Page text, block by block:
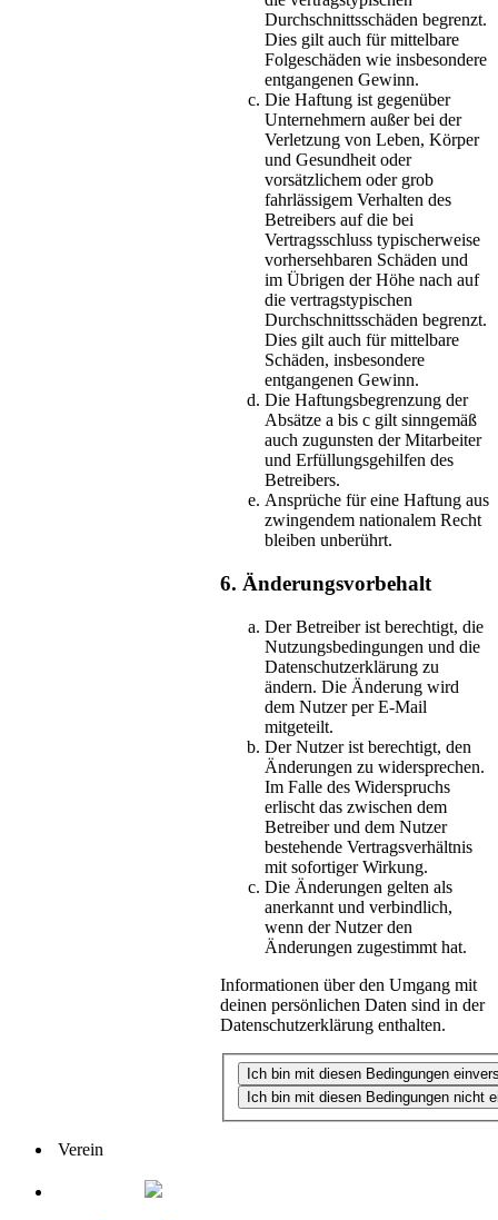
Durchschnittsschäden begrenzt.
Dies gilt auch für mittelbare
Folgeschäden wie insbesondere
entgangenen Gewinn.
Die Haftung ist gegenüber
Unternehmern außer bei der
Verletzung von Leben, Körper
und Gesundheit oder
vorsätzlichem oder grob
fahrlässigem Verhalten des
Betreibers auf die bei
Vertragsschluss typischerweise
vorhersehbaren Schäden und
im Übrigen der Höhe nach auf
die vertragstypischen
Durchschnittsschäden begrenzt.
Dies gilt auch für mittelbare
Schäden, insbesondere
entgangenen Gewinn.
Die Haftungsbegrenzung der
Absätze a bis c gilt sinngemäß
auch zugunsten der Mitarbeiter
und Erfüllungsgehilfen des
Betreibers.
Ansprüche für eine Haftung aus
zwingendem nationalem Recht
bleiben unberührt.
6. Änderungsvorbehalt
Der Betreiber ist berechtigt, die
Nutzungsbedingungen und die
Datenschutzerklärung zu
ändern. Die Änderung wird
dem Nutzer per E-Mail
mitgeteilt.
Der Nutzer ist berechtigt, den
Änderungen zu widersprechen.
Im Falle des Widerspruchs
erlischt das zwischen dem
Betreiber und dem Nutzer
bestehende Vertragsverhältnis
mit sofortiger Wirkung.
Die Änderungen gelten als
anerkannt und verbindlich,
wenn der Nutzer den
Änderungen zugestimmt hat.
Informationen über den Umgang mit
deinen persönlichen Daten sind in der
Datenschutzerklärung enthalten.
Verein